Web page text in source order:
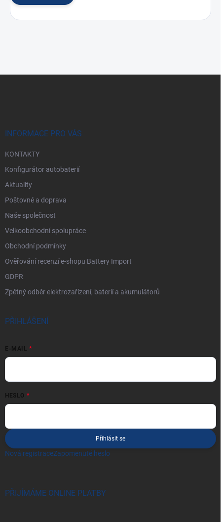
INFORMACE PRO VÁS
KONTAKTY
Konfigurátor autobaterií
Aktuality
Poštovné a doprava
Naše společnost
Velkoobchodní spolupráce
Obchodní podmínky
Ověřování recenzí e-shopu Battery Import
GDPR
Zpětný odběr elektrozařízení, baterií a akumulátorů
PŘIHLÁŠENÍ
E-MAIL
HESLO
Přihlásit se
Nová registraceZapomenuté heslo
PŘIJÍMÁME ONLINE PLATBY